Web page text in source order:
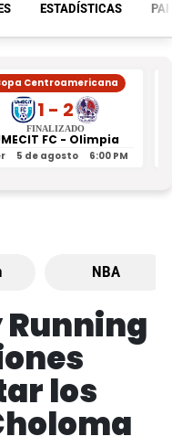
ESTADÍSTICAS
Centroamericana
1 - 2
FINALIZADO
FC - Olimpia
5 de agosto 6:00 PM
NBA
los